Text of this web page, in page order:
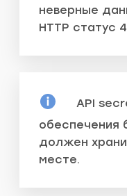
неверные
HTTP статус
API
обеспечения
должен
месте.